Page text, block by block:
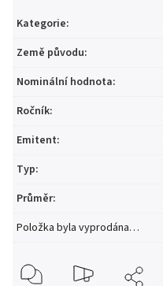
Kategorie:
Země původu:
Nominální hodnota:
Ročník:
Emitent:
Typ:
Průměr:
Položka byla vyprodána…